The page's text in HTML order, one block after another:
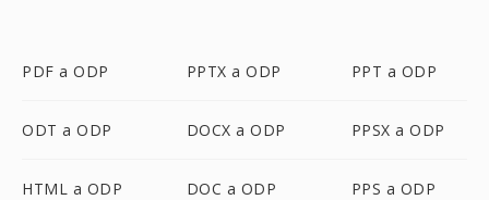
PDF a ODP PPTX a ODP PPT a ODP
ODT a ODP DOCX a ODP PPSX a ODP
HTML a ODP DOC a ODP PPS a ODP